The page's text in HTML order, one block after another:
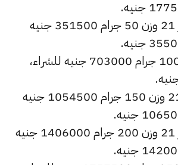
أسعار الذهب عيار 21 وزن 50 جرام 351500 جنيه
سعر عيار 21 وزن 100 جرام 703000 جنيه للشراء،
سعر الذهب عيار 21 وزن 150 جرام 1054500 جنيه
أسعار الذهب عيار 21 وزن 200 جرام 1406000 جنيه